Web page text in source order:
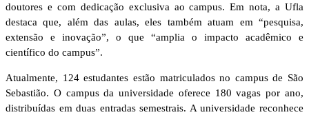
doutores e com dedicação exclusiva ao campus. Em nota, a Ufla
destaca que, além das aulas, eles também atuam em “pesquisa,
extensão e inovação”, o que “amplia o impacto acadêmico e
científico do campus”.
Atualmente, 124 estudantes estão matriculados no campus de São
Sebastião. O campus da universidade oferece 180 vagas por ano,
distribuídas em duas entradas semestrais. A universidade reconhece